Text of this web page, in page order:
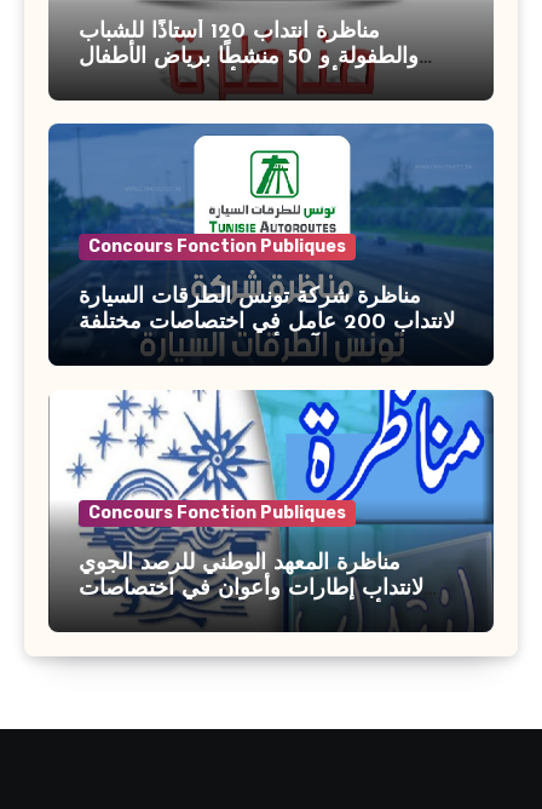
مناظرة انتداب 120 أستاذًا للشباب
والطفولة و 50 منشطًا برياض الأطفال
بوزارة الأسرة والمرأة والطفولة وكبار
السن آخر أجل للتسجيل : 27 جويلية 2026
Concours Fonction Publiques
مناظرة شركة تونس الطرقات السيارة
لانتداب 200 عامل في اختصاصات مختلفة
آخر أجل : 21 جويلية 2026
Concours Fonction Publiques
مناظرة المعهد الوطني للرصد الجوي
لانتداب إطارات وأعوان في اختصاصات
مختلفة : أخر اجل للترشح 27 جويلية 2026